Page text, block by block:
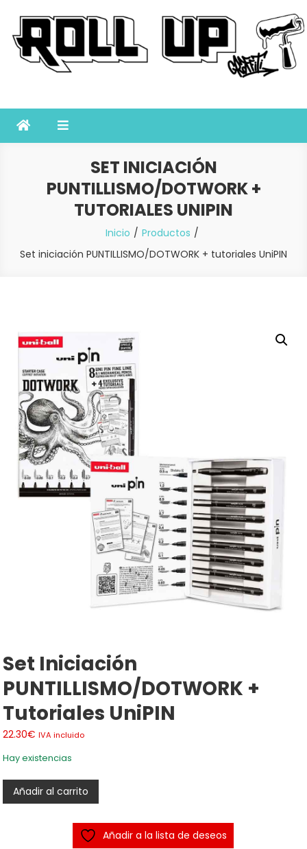
contenido
artes
SET INICIACIÓN
PUNTILLISMO/DOTWORK +
TUTORIALES UNIPIN
Inicio
Productos
Set iniciación PUNTILLISMO/DOTWORK + tutoriales UniPIN
Set Iniciación
PUNTILLISMO/DOTWORK +
Tutoriales UniPIN
22.30€ IVA incluido
Hay existencias
Set
iniciación
PUNTILLISMO/DOTWORK
Añadir al carrito
Añadir a la lista de deseos